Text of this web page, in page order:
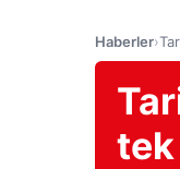
Haberler›